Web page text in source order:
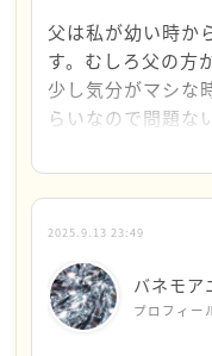
ただし、同じ家の
な自立（絶縁）はで
家事（炊事、掃除
き、それらすべてを
学費もあなたがお
験の費用も自分で振
母親に干渉される
する憎しみの根幹
とには一切関わらせ
それくらいの覚悟
できると思います
父は私が幼い時か
す。むしろ父の方
少し気分がマシな
らいなので問題な
ので訂正させても
ほしいと思ってい
は一度も思ったこ
かれ、よくわから
少しのイタズラが
てきたり普段から
に今更人間の世話
2025.9.13 23:49
バネモア
プロフィー